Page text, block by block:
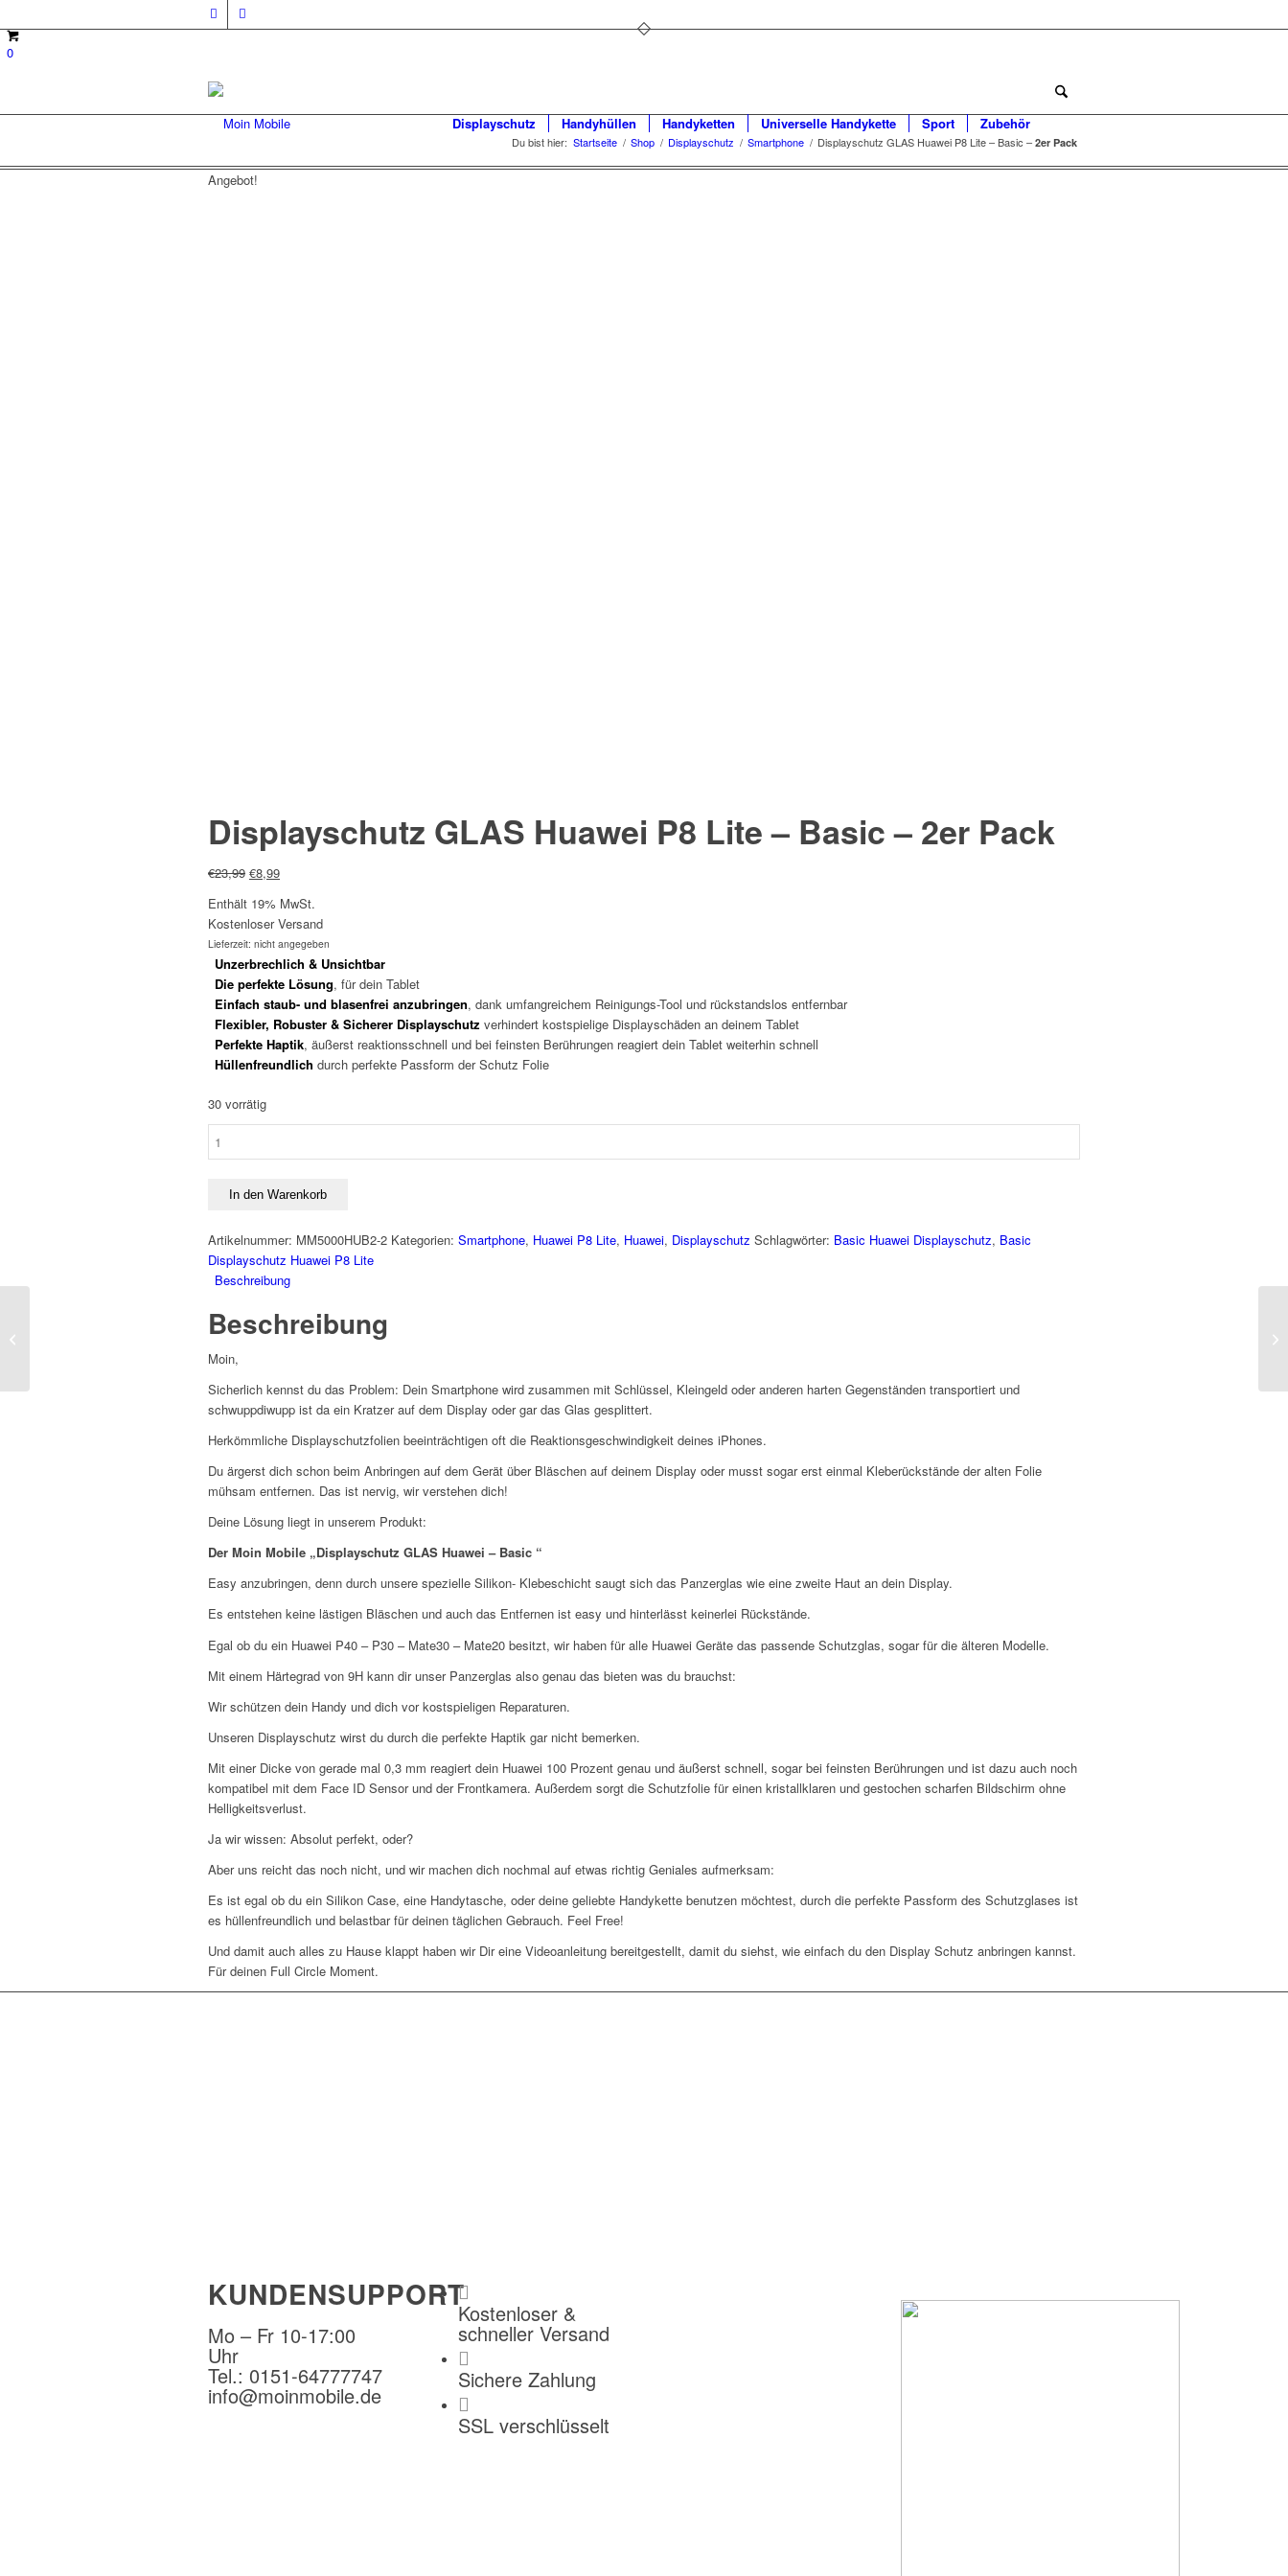
0
Displayschutz Handyhüllen Handyketten Universelle Handykette Sport Zubehör
Du bist hier: Startseite / Shop / Displayschutz / Smartphone / Displayschutz GLAS Huawei P8 Lite – Basic – 2er Pack
Angebot!
Displayschutz GLAS Huawei P8 Lite – Basic – 2er Pack
€23,99 Ursprünglicher
war:
€23,99
€8,99Aktueller
ist:
€8,99.
Enthält 19% MwSt.
Kostenloser Versand
Lieferzeit: nicht angegeben
Unzerbrechlich & Unsichtbar
Die perfekte Lösung, für dein Tablet
Einfach staub- und blasenfrei anzubringen, dank umfangreichem Reinigungs-Tool und rückstandslos entfernbar
Flexibler, Robuster & Sicherer Displayschutz verhindert kostspielige Displayschäden an deinem Tablet
Perfekte Haptik, äußerst reaktionsschnell und bei feinsten Berührungen reagiert dein Tablet weiterhin schnell
Hüllenfreundlich durch perfekte Passform der Schutz Folie
30 vorrätig
-
Basic
Pack
Menge
In den Warenkorb
Artikelnummer: MM5000HUB2-2 Kategorien: Smartphone, Huawei P8 Lite, Huawei, Displayschutz Schlagwörter: Basic Huawei Displayschutz, Basic
Displayschutz Huawei P8 Lite
Beschreibung
Beschreibung
Moin,
Sicherlich kennst du das Problem: Dein Smartphone wird zusammen mit Schlüssel, Kleingeld oder anderen harten Gegenständen transportiert und
schwuppdiwupp ist da ein Kratzer auf dem Display oder gar das Glas gesplittert.
Herkömmliche Displayschutzfolien beeinträchtigen oft die Reaktionsgeschwindigkeit deines iPhones.
Du ärgerst dich schon beim Anbringen auf dem Gerät über Bläschen auf deinem Display oder musst sogar erst einmal Kleberückstände der alten Folie
mühsam entfernen. Das ist nervig, wir verstehen dich!
Deine Lösung liegt in unserem Produkt:
Der Moin Mobile „Displayschutz GLAS Huawei – Basic “
Easy anzubringen, denn durch unsere spezielle Silikon- Klebeschicht saugt sich das Panzerglas wie eine zweite Haut an dein Display.
Es entstehen keine lästigen Bläschen und auch das Entfernen ist easy und hinterlässt keinerlei Rückstände.
Egal ob du ein Huawei P40 – P30 – Mate30 – Mate20 besitzt, wir haben für alle Huawei Geräte das passende Schutzglas, sogar für die älteren Modelle.
Mit einem Härtegrad von 9H kann dir unser Panzerglas also genau das bieten was du brauchst:
Wir schützen dein Handy und dich vor kostspieligen Reparaturen.
Unseren Displayschutz wirst du durch die perfekte Haptik gar nicht bemerken.
Mit einer Dicke von gerade mal 0,3 mm reagiert dein Huawei 100 Prozent genau und äußerst schnell, sogar bei feinsten Berührungen und ist dazu auch noch
kompatibel mit dem Face ID Sensor und der Frontkamera. Außerdem sorgt die Schutzfolie für einen kristallklaren und gestochen scharfen Bildschirm ohne
Helligkeitsverlust.
Ja wir wissen: Absolut perfekt, oder?
Aber uns reicht das noch nicht, und wir machen dich nochmal auf etwas richtig Geniales aufmerksam:
Es ist egal ob du ein Silikon Case, eine Handytasche, oder deine geliebte Handykette benutzen möchtest, durch die perfekte Passform des Schutzglases ist
es hüllenfreundlich und belastbar für deinen täglichen Gebrauch. Feel Free!
Und damit auch alles zu Hause klappt haben wir Dir eine Videoanleitung bereitgestellt, damit du siehst, wie einfach du den Display Schutz anbringen kannst.
Für deinen Full Circle Moment.
KUNDENSUPPORT
Mo – Fr 10-17:00
Uhr
Tel.: 0151-64777747
info@moinmobile.de
Kostenloser &
schneller Versand
Sichere Zahlung
SSL verschlüsselt